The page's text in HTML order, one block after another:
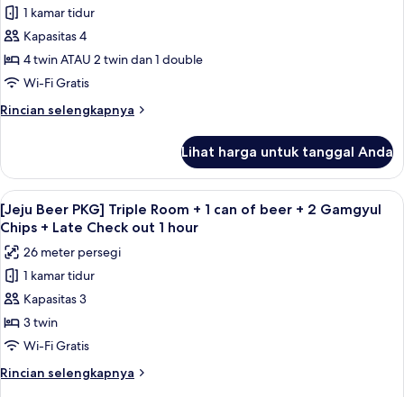
untuk
Kamar
Quadruple
1 kamar tidur
Kapasitas 4
4 twin ATAU 2 twin dan 1 double
Wi-Fi Gratis
Rincian selengkapnya
Rincian
Kamar
Quadruple
Lihat harga untuk tanggal Anda
Lihat
semua
foto
untuk
[Jeju
Beer
PKG]
Triple
Room
+
3
[Jeju Beer PKG] Triple Room + 1 can of beer + 2 Gamgyul
Chips + Late Check out 1 hour
26 meter persegi
1 kamar tidur
Kapasitas 3
3 twin
Wi-Fi Gratis
Rincian selengkapnya
Rincian